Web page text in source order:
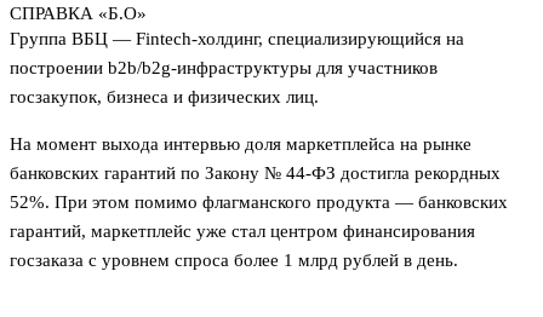
СПРАВКА «Б.О»
Группа ВБЦ — Fintech-холдинг, специализирующийся на
построении b2b/b2g-инфраструктуры для участников
госзакупок, бизнеса и физических лиц.
На момент выхода интервью доля маркетплейса на рынке
банковских гарантий по Закону № 44-ФЗ достигла рекордных
52%. При этом помимо флагманского продукта — банковских
гарантий, маркетплейс уже стал центром финансирования
госзаказа с уровнем спроса более 1 млрд рублей в день.